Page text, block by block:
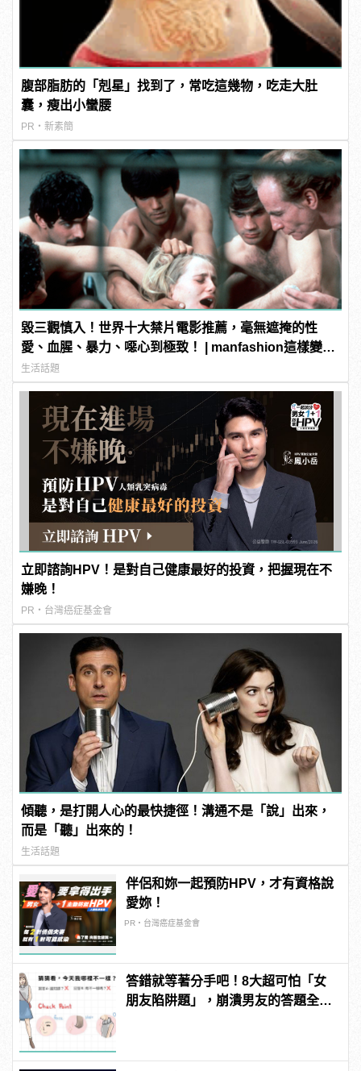
腹部脂肪的「剋星」找到了，常吃這幾物，吃走大肚
囊，瘦出小蠻腰
PR・新素簡
毀三觀慎入！世界十大禁片電影推薦，毫無遮掩的性
愛、血腥、暴力、噁心到極致！ | manfashion這樣變型
男
生活話題
立即諮詢HPV！是對自己健康最好的投資，把握現在不
嫌晚！
PR・台灣癌症基金會
傾聽，是打開人心的最快捷徑！溝通不是「說」出來，
而是「聽」出來的！
生活話題
伴侶和妳一起預防HPV，才有資格說
愛妳！
PR・台灣癌症基金會
答錯就等著分手吧！8大超可怕「女
朋友陷阱題」，崩潰男友的答題全攻